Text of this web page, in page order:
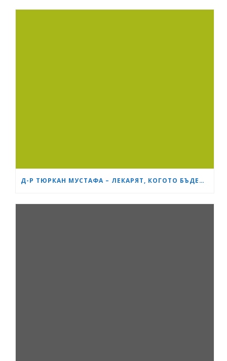
Д-Р ТЮРКАН МУСТАФА – ЛЕКАРЯТ, КОГОТО БЪДЕЩИТЕ МАЙКИ В БУРГАС ЧЕСТО ПРЕПОРЪЧВАТ ЕДНА НА ДРУГА